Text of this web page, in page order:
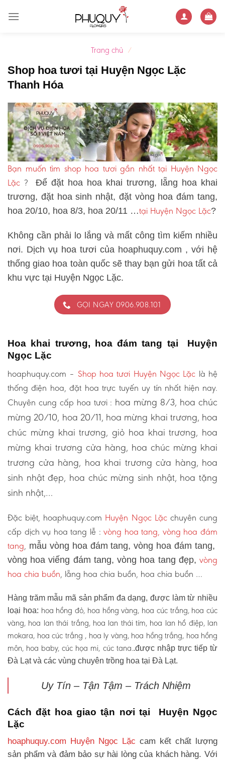
Trang chủ /
Shop hoa tươi tại Huyện Ngọc Lặc
Thanh Hóa
Bạn muốn tìm shop hoa tươi gần nhất tại Huyện Ngọc
Lặc ? Để đặt hoa hoa khai trương, lẵng hoa khai
trương, đặt hoa sinh nhật, đặt vòng hoa đám tang,
hoa 20/10, hoa 8/3, hoa 20/11 …tại Huyện Ngọc Lặc?
Không cần phải lo lắng và mất công tìm kiếm nhiều
nơi. Dịch vụ hoa tươi của hoaphuquy.com , với hệ
thống giao hoa toàn quốc sẽ thay bạn gửi hoa tất cả
khu vực tại Huyện Ngọc Lặc.
GỌI NGAY 0906.908.101
Hoa khai trương, hoa đám tang tại Huyện
Ngọc Lặc
hoaphuquy.com – Shop hoa tươi Huyện Ngọc Lặc là hệ
thống điện hoa, đặt hoa trực tuyến uy tín nhất hiện nay.
Chuyên cung cấp hoa tươi : hoa mừng 8/3, hoa chúc
mừng 20/10, hoa 20/11, hoa mừng khai trương, hoa
chúc mừng khai trương, giỏ hoa khai trương, hoa
mừng khai trương cửa hàng, hoa chúc mừng khai
trương cửa hàng, hoa khai trương cửa hàng, hoa
sinh nhật đẹp, hoa chúc mừng sinh nhật, hoa tặng
sinh nhật,…
Đặc biệt, hoaphuquy.com Huyện Ngọc Lặcchuyên cung
cấp dịch vụ hoa tang lễ :vòng hoa tang, vòng hoa đám
tang, mẫu vòng hoa đám tang, vòng hoa đám tang,
vòng hoa viếng đám tang, vòng hoa tang đẹp, vòng
hoa chia buồn, lẵng hoa chia buồn, hoa chia buồn …
Hàng trăm mẫu mã sản phẩm đa dạng, được làm từ nhiều
loại hoa: hoa hồng đỏ, hoa hồng vàng, hoa cúc trắng, hoa cúc
vàng, hoa lan thái trắng, hoa lan thái tím, hoa lan hồ điệp, lan
mokara, hoa cúc trắng , hoa ly vàng, hoa hồng trắng, hoa hồng
môn, hoa baby, cúc họa mi, cúc tana..được nhập trực tiếp từ
Đà Lạt và các vùng chuyên trồng hoa tại Đà Lạt.
Uy Tín – Tận Tậm – Trách Nhiệm
Cách đặt hoa giao tận nơi tại Huyện Ngọc
Lặc
hoaphuquy.com Huyện Ngọc Lặc cam kết chất lượng
sản phẩm và đảm bảo sự hài lòng của khách hàng. Với